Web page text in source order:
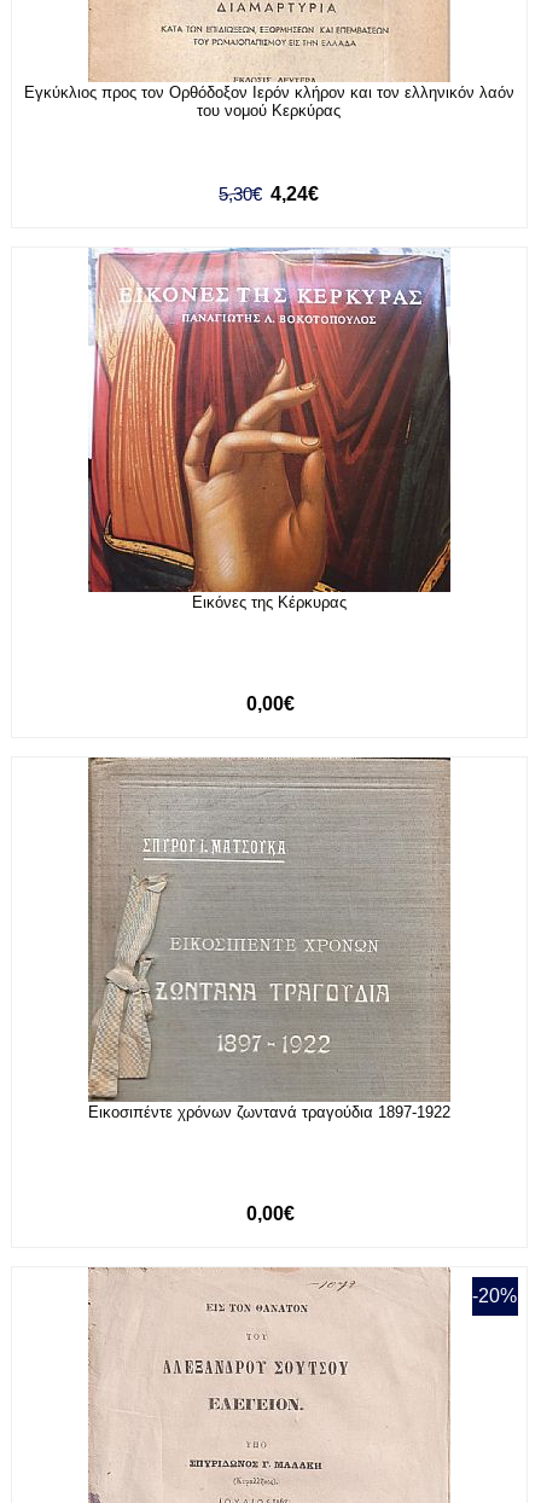
Εγκύκλιος προς τον Ορθόδοξον Ιερόν κλήρον και τον ελληνικόν λαόν
του νομού Κερκύρας
5,30€ 4,24€
Εικόνες της Κέρκυρας
0,00€
Εικοσιπέντε χρόνων ζωντανά τραγούδια 1897-1922
0,00€
-20%